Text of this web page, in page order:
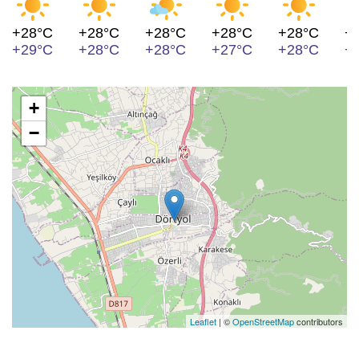
+28°C
+29°C
+28°C
+28°C
+28°C
+28°C
+28°C
+27°C
+28°C
+28°C
+
−
Leaflet | ©OpenStreetMapcontributors